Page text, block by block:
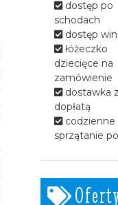
dostęp po
schodach
dostęp
łóżeczko
dziecięce na
zamówienie
dostawka
dopłatą
codzienne
sprzątanie